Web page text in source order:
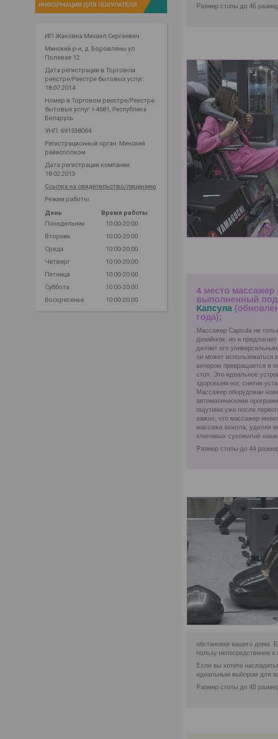
Размер стопы до 46
4 место массажер
выполненный
Капсула
года);
Массажер Capsula не
дизайном, но и
делает его
он может использоваться
вечером превращается в
стоп. Это идеальное
здоровьем ног, снятия
Массажер оборудован
автоматическими
ощутима уже после
важно, что массажер
массажа ахилла, уделяя
ключевых сухожилий
Размер стопы до 44
обстановке вашего дома.
пользу непосредственно к
Если вы хотите
идеальным выбором для
Размер стопы до 48
ИНФОРМАЦИЯ ДЛЯ ПОКУПАТЕЛЯ
ИП Жаковка Михаил Сергеевич
Минский р-н, д. Боровляны ул.
Полевая 12
Дата регистрации в Торговом
реестре/Реестре бытовых услуг:
18.07.2014
Номер в Торговом реестре/Реестре
бытовых услуг: I-4681, Республика
Беларусь
УНП: 691538064
Регистрационный орган: Минский
райисполком
Дата регистрации компании:
18.02.2013
Ссылка на свидетельство/лицензию
Режим работы:
День
Время работы
Понедельник
10:00-20:00
Вторник
10:00-20:00
Среда
10:00-20:00
Четверг
10:00-20:00
Пятница
10:00-20:00
Суббота
10:00-20:00
Воскресенье
10:00-20:00